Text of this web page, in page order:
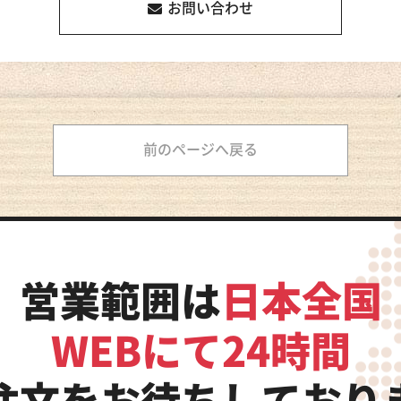
お問い合わせ
前のページへ戻る
営業範囲は日本全国
WEBにて24時間